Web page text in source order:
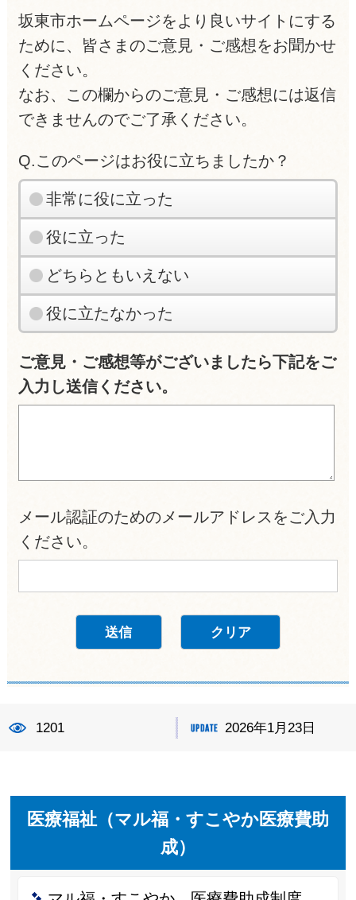
坂東市ホームページをより良いサイトにする
ために、皆さまのご意見・ご感想をお聞かせ
ください。
なお、この欄からのご意見・ご感想には返信
できませんのでご了承ください。
Q.このページはお役に立ちましたか？
非常に役に立った
役に立った
どちらともいえない
役に立たなかった
ご意見・ご感想等がございましたら下記をご
入力し送信ください。
メール認証のためのメールアドレスをご入力
ください。
1201 2026年1月23日
医療福祉（マル福・すこやか医療費助
成）